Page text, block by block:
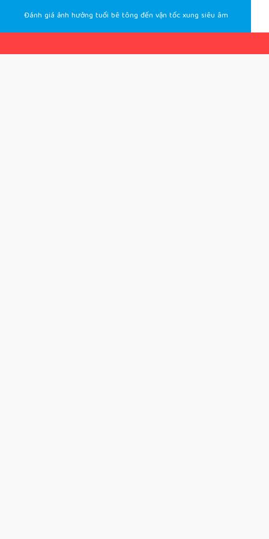
Đánh giá ảnh hưởng tuổi bê tông đến vận tốc xung siêu âm